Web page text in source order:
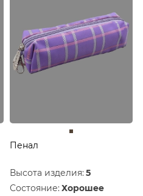
Пенал
Высота изделия: 5
Состояние: Хорошее